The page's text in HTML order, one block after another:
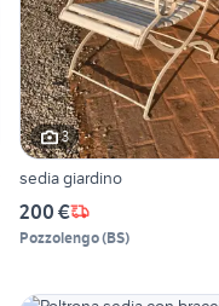
3
sedia giardino
200 €
Pozzolengo(BS)